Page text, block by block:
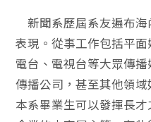
新聞系歷屆系友遍布
表現。從事工作包括平
電台、電視台等大眾傳
傳播公司，甚至其他領
本系畢業生可以發揮長